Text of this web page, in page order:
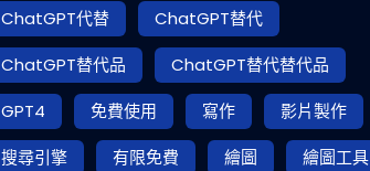
ChatGPT代替
ChatGPT替代
ChatGPT替代品
ChatGPT替代替代品
GPT4
免費使用 寫作
影片製作
搜尋引擎
有限免費 繪圖 繪圖工具